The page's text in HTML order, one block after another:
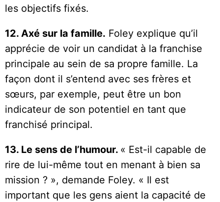
les objectifs fixés.
12. Axé sur la famille. Foley explique qu’il
apprécie de voir un candidat à la franchise
principale au sein de sa propre famille. La
façon dont il s’entend avec ses frères et
sœurs, par exemple, peut être un bon
indicateur de son potentiel en tant que
franchisé principal.
13. Le sens de l’humour. « Est-il capable de
rire de lui-même tout en menant à bien sa
mission ? », demande Foley. « Il est
important que les gens aient la capacité de